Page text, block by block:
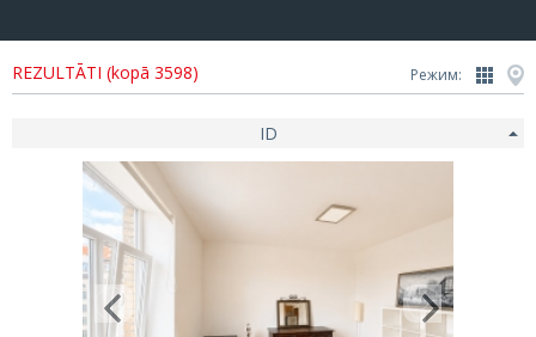
REZULTĀTI (kopā 3598) Режим:
ID